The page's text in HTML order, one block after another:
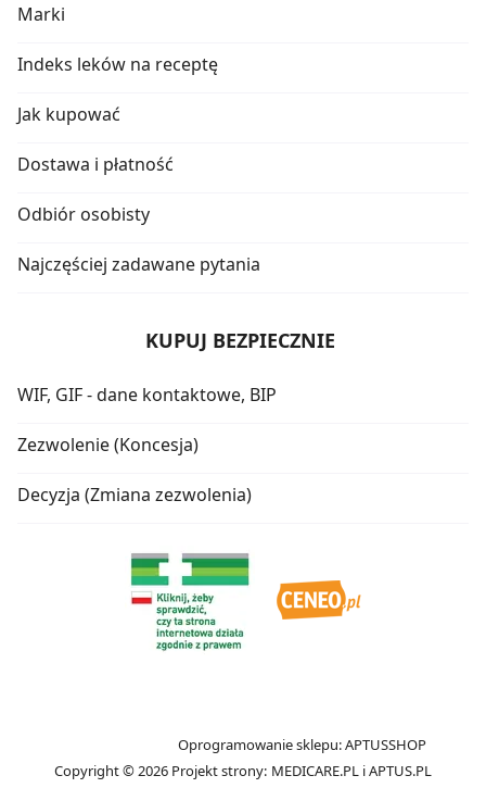
Marki
Indeks leków na receptę
Jak kupować
Dostawa i płatność
Odbiór osobisty
Najczęściej zadawane pytania
KUPUJ BEZPIECZNIE
WIF, GIF - dane kontaktowe, BIP
Zezwolenie (Koncesja)
Decyzja (Zmiana zezwolenia)
Copyright © 2026
Oprogramowanie sklepu:APTUSSHOP
Projekt strony: MEDICARE.PL iAPTUS.PL